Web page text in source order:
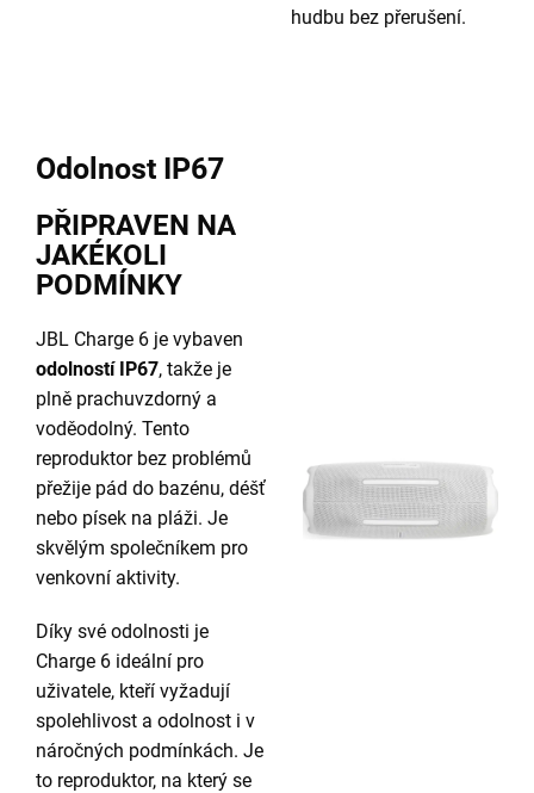
hudbu bez přerušení.
Odolnost IP67
PŘIPRAVEN NA
JAKÉKOLI
PODMÍNKY
JBL Charge 6 je vybaven
odolností IP67, takže je
plně prachuvzdorný a
voděodolný. Tento
reproduktor bez problémů
přežije pád do bazénu, déšť
nebo písek na pláži. Je
skvělým společníkem pro
venkovní aktivity.
Díky své odolnosti je
Charge 6 ideální pro
uživatele, kteří vyžadují
spolehlivost a odolnost i v
náročných podmínkách. Je
to reproduktor, na který se